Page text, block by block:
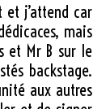
et j’attend car
mais
et Mr B sur le
backstage.
aux autres